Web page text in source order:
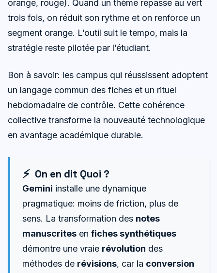
orange, rouge). Quand un thème repasse au vert
trois fois, on réduit son rythme et on renforce un
segment orange. L’outil suit le tempo, mais la
stratégie reste pilotée par l’étudiant.
Bon à savoir: les campus qui réussissent adoptent
un langage commun des fiches et un rituel
hebdomadaire de contrôle. Cette cohérence
collective transforme la nouveauté technologique
en avantage académique durable.
On en dit Quoi ?
Gemini installe une dynamique
pragmatique: moins de friction, plus de
sens. La transformation des notes
manuscrites en fiches synthétiques
démontre une vraie révolution des
méthodes de révisions, car la conversion